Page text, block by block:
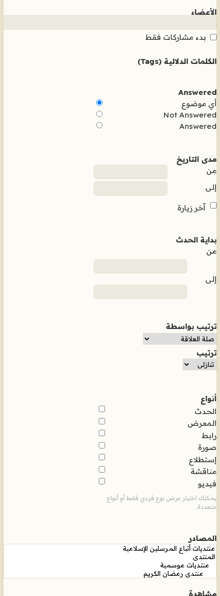
الأعضاء
بدء مشاركات فقط
الكلمات الدلالية (Tags)
Answered
أي موضوع
Not Answered
Answered
مدى التاريخ
من
إلى
آخر زيارة
بداية الحدث
من
إلى
ترتيب بواسطة
ترتيب
أنواع
الحدث
المعرض
رابط
صورة
إستطلاع
مناقشة
فيديو
يمكنك اختيار عرض نوع فردي فقط أو أنواع
متعددة.
المصادر
مشاهدة